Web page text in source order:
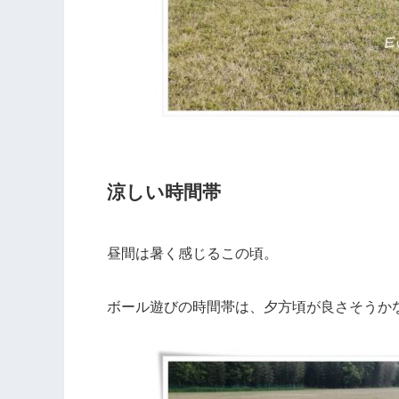
涼しい時間帯
昼間は暑く感じるこの頃。
ボール遊びの時間帯は、夕方頃が良さそうか